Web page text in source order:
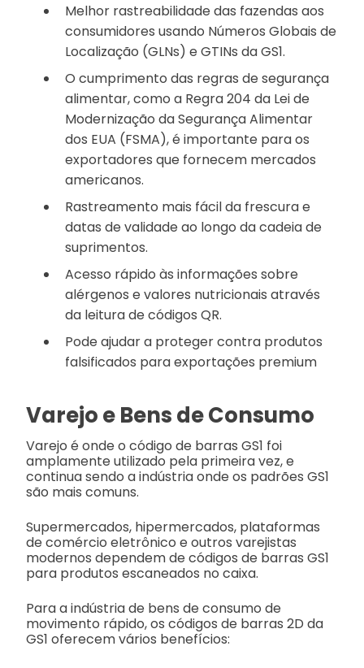
Melhor rastreabilidade das fazendas aos
consumidores usando Números Globais de
Localização (GLNs) e GTINs da GS1.
O cumprimento das regras de segurança
alimentar, como a Regra 204 da Lei de
Modernização da Segurança Alimentar
dos EUA (FSMA), é importante para os
exportadores que fornecem mercados
americanos.
Rastreamento mais fácil da frescura e
datas de validade ao longo da cadeia de
suprimentos.
Acesso rápido às informações sobre
alérgenos e valores nutricionais através
da leitura de códigos QR.
Pode ajudar a proteger contra produtos
falsificados para exportações premium
Varejo e Bens de Consumo
Varejo é onde o código de barras GS1 foi
amplamente utilizado pela primeira vez, e
continua sendo a indústria onde os padrões GS1
são mais comuns.
Supermercados, hipermercados, plataformas
de comércio eletrônico e outros varejistas
modernos dependem de códigos de barras GS1
para produtos escaneados no caixa.
Para a indústria de bens de consumo de
movimento rápido, os códigos de barras 2D da
GS1 oferecem vários benefícios: